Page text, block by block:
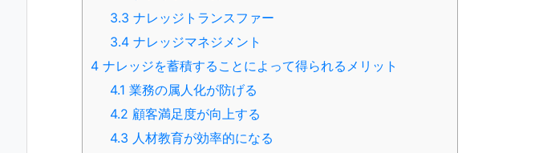
3.3 ナレッジトランスファー
3.4 ナレッジマネジメント
4 ナレッジを蓄積することによって得られるメリット
4.1 業務の属人化が防げる
4.2 顧客満足度が向上する
4.3 人材教育が効率的になる